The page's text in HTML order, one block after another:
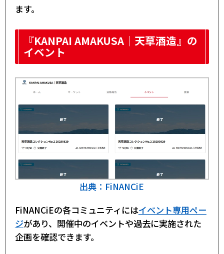
ます。
『KANPAI AMAKUSA｜天草酒造』の
イベント
出典：FiNANCiE
FiNANCiEの各コミュニティにはイベント専用ペー
ジがあり、開催中のイベントや過去に実施された
企画を確認できます。